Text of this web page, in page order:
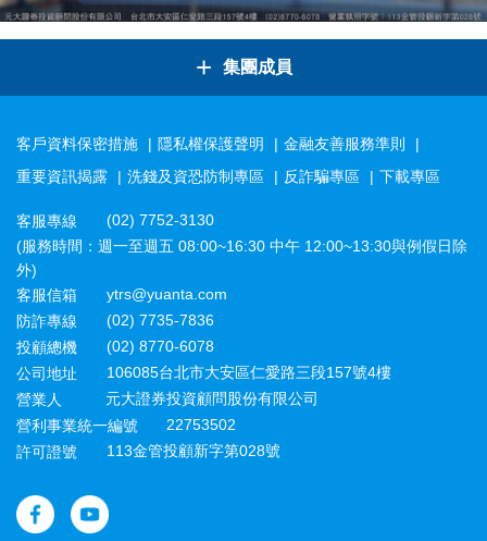
+ 集團成員
客戶資料保密措施 隱私權保護聲明
金融友善服務準則
重要資訊揭露
洗錢及資恐防制專區 反詐騙專區 下載專區
客服專線
(02) 7752-3130
(服務時間：週一至週五 08:00~16:30 中午 12:00~13:30與例假日除
外)
客服信箱
ytrs@yuanta.com
防詐專線
(02) 7735-7836
投顧總機
(02) 8770-6078
公司地址
106085台北市大安區仁愛路三段157號4樓
營業人
元大證券投資顧問股份有限公司
營利事業統一編號
22753502
許可證號
113金管投顧新字第028號